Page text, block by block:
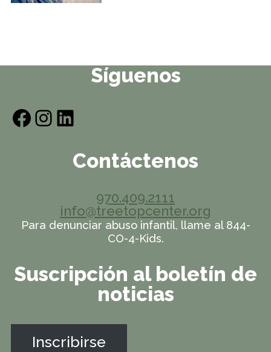
Síguenos
Facebook
Instagram
LinkedIn
Contáctenos
970.409.2111
info@treetopcenter.org
Para denunciar abuso infantil, llame al 844-
CO-4-Kids.
Suscripción al boletín de
noticias
Inscribirse